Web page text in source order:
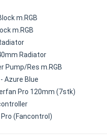
m.RGB
m.RGB
Radiator
Pump/Res m.RGB
Azure Blue
Pro 120mm (7stk)
(Fancontrol)